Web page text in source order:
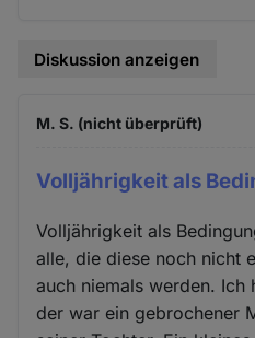
Diskussion anzeigen
M. S. (nicht überprüft)
Volljährigkeit als
Volljährigkeit als
alle, die diese noch nicht
auch niemals werden. Ich
der war ein gebrochener